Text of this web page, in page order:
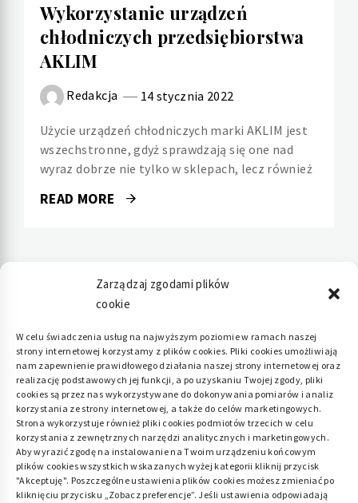
Zarządzaj zgodami plików
cookie
W celu świadczenia usług na najwyższym poziomie w ramach naszej
strony internetowej korzystamy z plików cookies. Pliki cookies umożliwiają
nam zapewnienie prawidłowego działania naszej strony internetowej oraz
realizację podstawowych jej funkcji, a po uzyskaniu Twojej zgody, pliki
cookies są przez nas wykorzystywane do dokonywania pomiarów i analiz
korzystania ze strony internetowej, a także do celów marketingowych.
Strona wykorzystuje również pliki cookies podmiotów trzecich w celu
korzystania z zewnętrznych narzędzi analitycznych i marketingowych.
Aby wyrazić zgodę na instalowanie na Twoim urządzeniu końcowym
plików cookies wszystkich wskazanych wyżej kategorii kliknij przycisk
"Akceptuję". Poszczególne ustawienia plików cookies możesz zmieniać po
kliknięciu przycisku „Zobacz preferencje”. Jeśli ustawienia odpowiadają
Wykorzystanie urządzeń
chłodniczych przedsiębiorstwa
AKLIM
Redakcja 14 stycznia 2022
Użycie urządzeń chłodniczych marki AKLIM jest
wszechstronne, gdyż sprawdzają się one nad
wyraz dobrze nie tylko w sklepach, lecz również
READ MORE
Polityka plików cookies (EU)|Polityka
prywatności